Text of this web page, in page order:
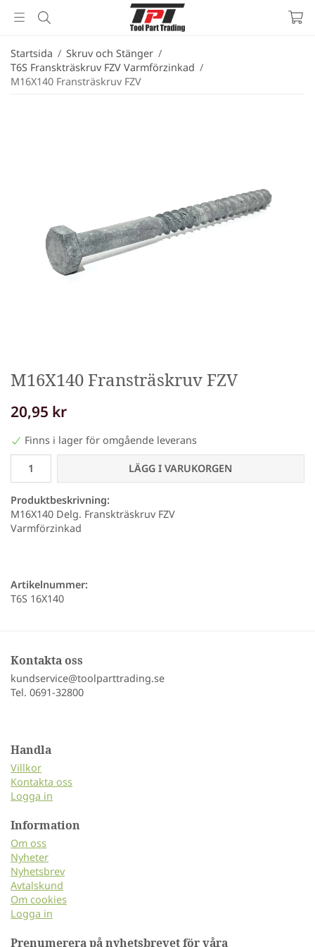
Startsida / Skruv och Stänger /
T6S Franskträskruv FZV Varmförzinkad /
M16X140 Fransträskruv FZV
M16X140 Fransträskruv FZV
20,95 kr
Finns i lager för omgående leverans
LÄGG I VARUKORGEN
Produktbeskrivning:
M16X140 Delg. Franskträskruv FZV
Varmförzinkad
Artikelnummer:
T6S 16X140
Kontakta oss
kundservice@toolparttrading.se
Tel. 0691-32800
Handla
Villkor
Kontakta oss
Logga in
Information
Om oss
Nyheter
Nyhetsbrev
Avtalskund
Om cookies
Logga in
Prenumerera på nyhetsbrevet för våra